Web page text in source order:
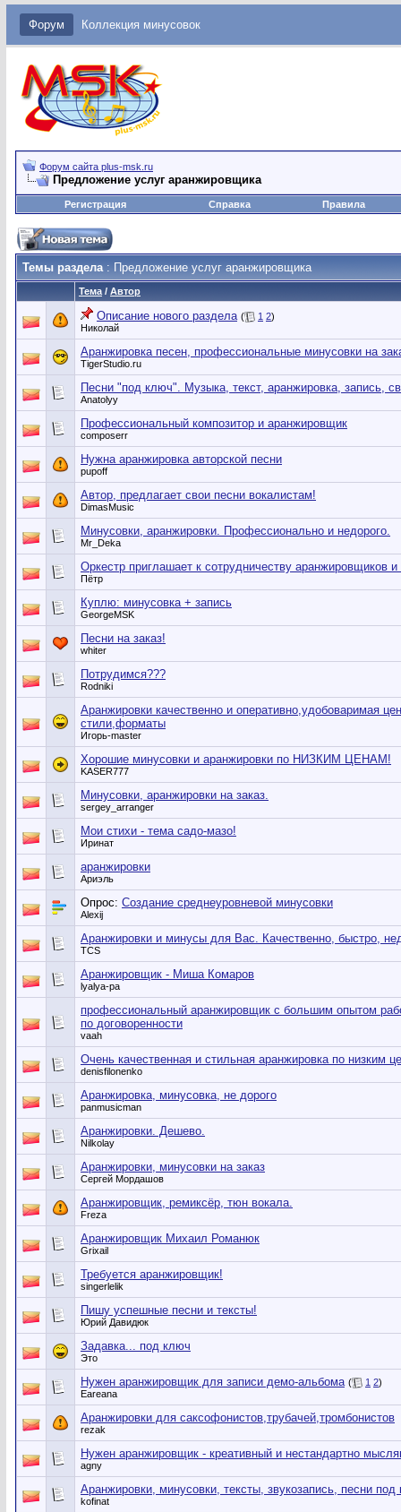
Форум Коллекция минусовок
Форум сайта plus-msk.ru
Предложение услуг аранжировщика
Регистрация Справка Правила
Темы раздела: Предложение услуг аранжировщика
Тема / Автор
Описание нового раздела ( 1 2)
Николай
Аранжировка песен, профессиональные минусовки на
TigerStudio.ru
Песни "под ключ". Музыка, текст, аранжировка, запись,
Anatolyy
Профессиональный композитор и аранжировщик
composerr
Нужна аранжировка авторской песни
pupoff
Автор, предлагает свои песни вокалистам!
DimasMusic
Минусовки, аранжировки. Профессионально и недорого.
Mr_Deka
Оркестр приглашает к сотрудничеству аранжировщиков и
Пётр
Куплю: минусовка + запись
GeorgeMSK
Песни на заказ!
whiter
Потрудимся???
Rodniki
Аранжировки качественно и оперативно,удобоваримая
стили,форматы
Игорь-master
Хорошие минусовки и аранжировки по НИЗКИМ ЦЕНАМ!
KASER777
Минусовки, аранжировки на заказ.
sergey_arranger
Мои стихи - тема садо-мазо!
Иринат
аранжировки
Ариэль
Опрос: Создание среднеуровневой минусовки
Alexij
Аранжировки и минусы для Вас. Качественно, быстро,
TCS
Аранжировщик - Миша Комаров
lyalya-pa
профессиональный аранжировщик с большим опытом
по договоренности
vaah
Очень качественная и стильная аранжировка по низким
denisfilonenko
Аранжировка, минусовка, не дорого
panmusicman
Аранжировки. Дешево.
Nilkolay
Аранжировки, минусовки на заказ
Сергей Мордашов
Аранжировщик, ремиксёр, тюн вокала.
Freza
Аранжировщик Михаил Романюк
Grixail
Требуется аранжировщик!
singerlelik
Пишу успешные песни и тексты!
Юрий Давидюк
Задавка... под ключ
Это
Нужен аранжировщик для записи демо-альбома ( 1 2)
Eareana
Аранжировки для саксофонистов,трубачей,тромбонистов
rezak
Нужен аранжировщик - креативный и нестандартно
agny
Аранжировки, минусовки, тексты, звукозапись, песни
kofinat